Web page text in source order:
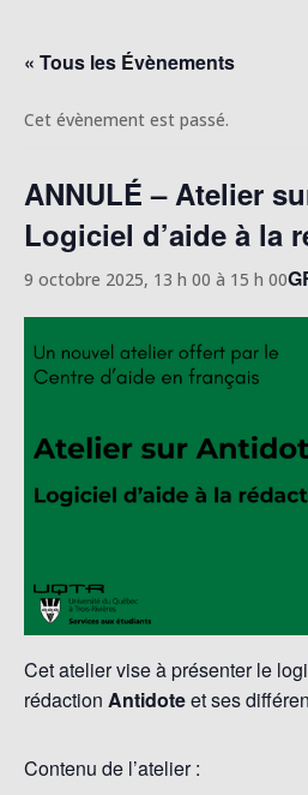
« Tous les Évènements
Cet évènement est passé.
ANNULÉ – Atelier
Logiciel d’aide à la
9 octobre 2025, 13 h 00 à 15 h 00
Cet atelier vise à présenter le
rédaction Antidoteet ses
Contenu de l’atelier :